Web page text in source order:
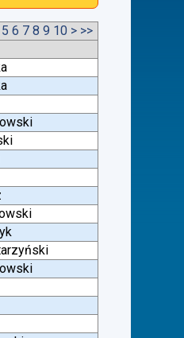
5 6 7 8 9 10 > >>